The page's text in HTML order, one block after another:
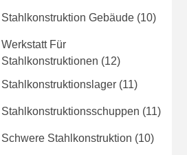
Stahlkonstruktion Gebäude (10)
Werkstatt Für
Stahlkonstruktionen (12)
Stahlkonstruktionslager (11)
Stahlkonstruktionsschuppen (11)
Schwere Stahlkonstruktion (10)